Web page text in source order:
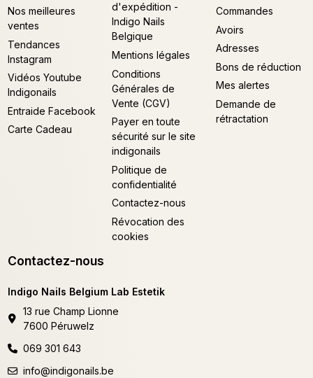
Nos meilleures
ventes
Tendances
Instagram
Vidéos Youtube
Indigonails
Entraide Facebook
Carte Cadeau
d'expédition -
Indigo Nails
Belgique
Mentions légales
Conditions
Générales de
Vente (CGV)
Payer en toute
sécurité sur le site
indigonails
Politique de
confidentialité
Contactez-nous
Révocation des
cookies
Commandes
Avoirs
Adresses
Bons de réduction
Mes alertes
Demande de
rétractation
Contactez-nous
Indigo Nails Belgium Lab Estetik
13 rue Champ Lionne
7600 Péruwelz
069 301 643
info@indigonails.be